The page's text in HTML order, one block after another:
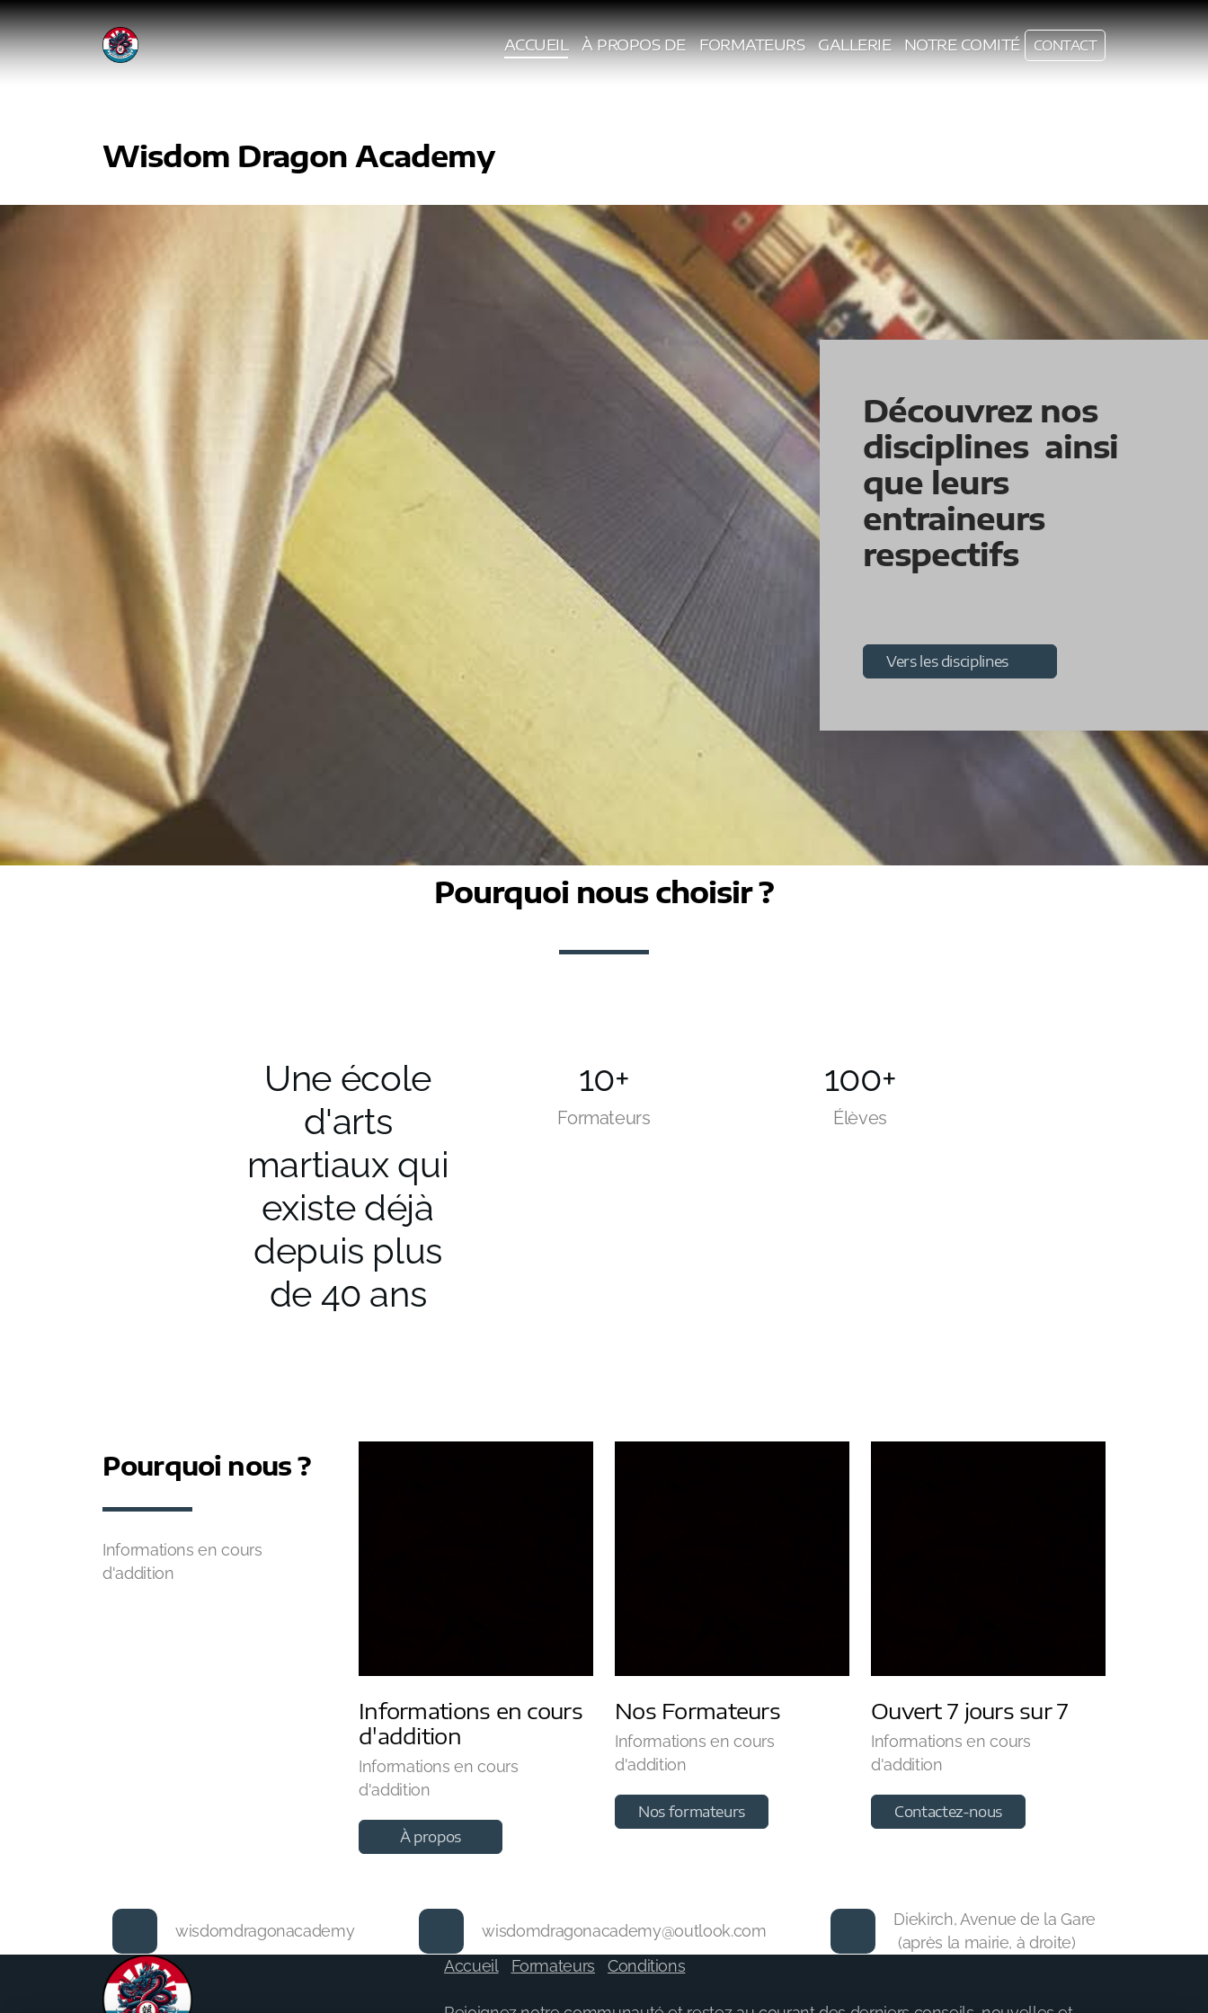
ACCUEIL À PROPOS DE FORMATEURS GALLERIE NOTRE COMITÉ CONTACT
Wisdom Dragon Academy
Découvrez nos
disciplines ainsi
que leurs
entraineurs
respectifs
Vers les disciplines
Pourquoi nous choisir ?
Une école
d'arts
martiaux qui
existe déjà
depuis plus
de 40 ans
10+
Formateurs
100+
Élèves
Pourquoi nous ?
Informations en cours
d'addition
Informations en cours
d'addition
Informations en cours
d'addition
À propos
Nos Formateurs
Informations en cours
d'addition
Nos formateurs
Ouvert 7 jours sur 7
Informations en cours
d'addition
Contactez-nous
wisdomdragonacademy wisdomdragonacademy@outlook.com
Diekirch, Avenue de la Gare
(après la mairie, à droite)
Accueil
Formateurs Conditions